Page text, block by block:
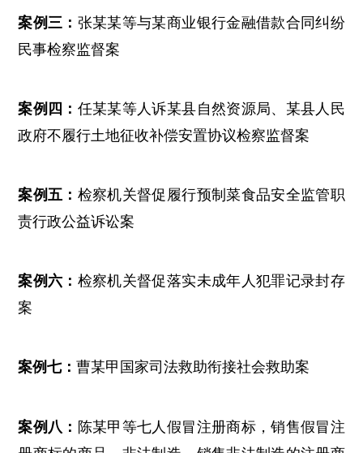
案例三： 张某某等与某商业银行金融借款合同纠纷
民事检察监督案
案例四： 任某某等人诉某县自然资源局、某县人民
政府不履行土地征收补偿安置协议检察监督案
案例五： 检察机关督促履行预制菜食品安全监管职
责行政公益诉讼案
案例六： 检察机关督促落实未成年人犯罪记录封存
案
案例七：曹某甲国家司法救助衔接社会救助案
案例八： 陈某甲等七人假冒注册商标，销售假冒注